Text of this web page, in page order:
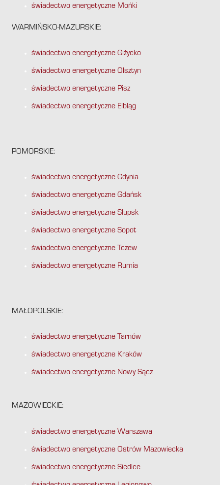
świadectwo energetyczne Mońki
WARMIŃSKO-MAZURSKIE:
świadectwo energetyczne Giżycko
świadectwo energetyczne Olsztyn
świadectwo energetyczne Pisz
świadectwo energetyczne Elbląg
POMORSKIE:
świadectwo energetyczne Gdynia
świadectwo energetyczne Gdańsk
świadectwo energetyczne Słupsk
świadectwo energetyczne Sopot
świadectwo energetyczne Tczew
świadectwo energetyczne Rumia
MAŁOPOLSKIE:
świadectwo energetyczne Tarnów
świadectwo energetyczne Kraków
świadectwo energetyczne Nowy Sącz
MAZOWIECKIE:
świadectwo energetyczne Warszawa
świadectwo energetyczne Ostrów Mazowiecka
świadectwo energetyczne Siedlce